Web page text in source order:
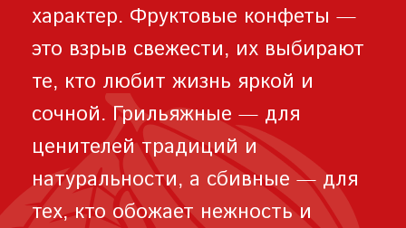
характер. Фруктовые конфеты —
это взрыв свежести, их выбирают
те, кто любит жизнь яркой и
сочной. Грильяжные — для
ценителей традиций и
натуральности, а сбивные — для
тех, кто обожает нежность и